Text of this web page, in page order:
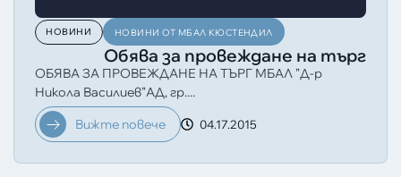
НОВИНИ НОВИНИ ОТ МБАЛ КЮСТЕНДИЛ
Обява за провеждане на търг
ОБЯВА ЗА ПРОВЕЖДАНЕ НА ТЪРГ МБАЛ ”Д-р
Никола Василиев”АД, гр....
Вижте повече
04.17.2015